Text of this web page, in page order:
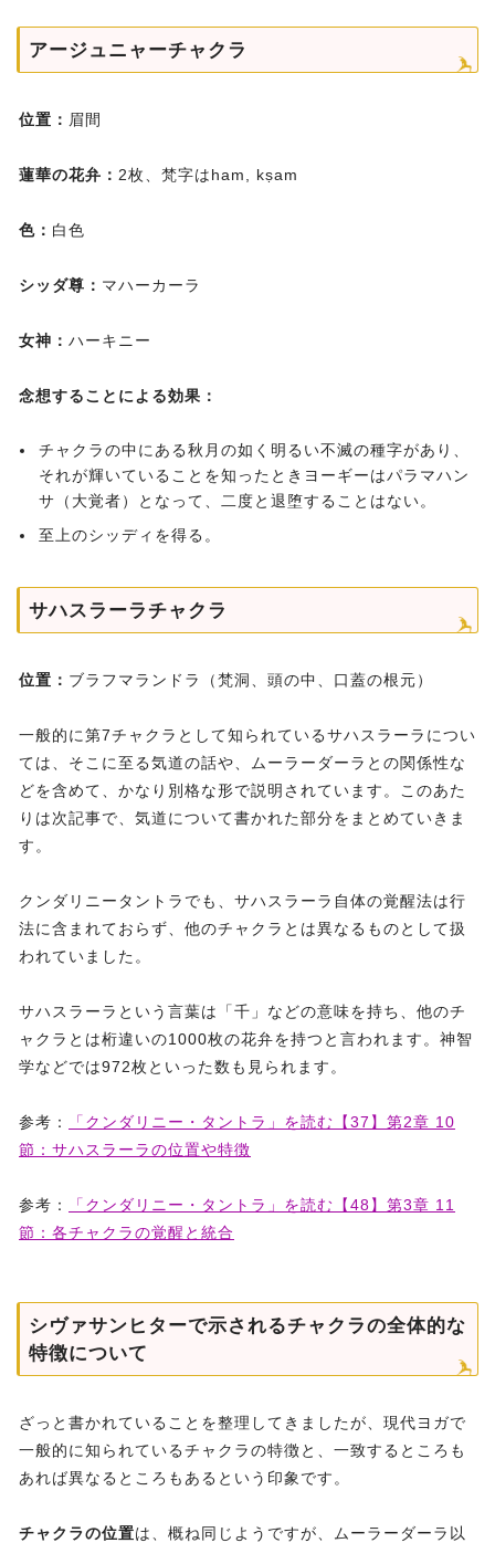
アージュニャーチャクラ
位置： 眉間
蓮華の花弁： 2枚、梵字はham, kṣam
色： 白色
シッダ尊： マハーカーラ
女神： ハーキニー
念想することによる効果：
チャクラの中にある秋月の如く明るい不滅の種字があり、
それが輝いていることを知ったときヨーギーはパラマハン
サ（大覚者）となって、二度と退堕することはない。
至上のシッディを得る。
サハスラーラチャクラ
位置： ブラフマランドラ（梵洞、頭の中、口蓋の根元）
一般的に第7チャクラとして知られているサハスラーラについ
ては、そこに至る気道の話や、ムーラーダーラとの関係性な
どを含めて、かなり別格な形で説明されています。このあた
りは次記事で、気道について書かれた部分をまとめていきま
す。
クンダリニータントラでも、サハスラーラ自体の覚醒法は行
法に含まれておらず、他のチャクラとは異なるものとして扱
われていました。
サハスラーラという言葉は「千」などの意味を持ち、他のチ
ャクラとは桁違いの1000枚の花弁を持つと言われます。神智
学などでは972枚といった数も見られます。
参考：
「クンダリニー・タントラ」を読む【37】第2章 10
節：サハスラーラの位置や特徴
参考：
「クンダリニー・タントラ」を読む【48】第3章 11
節：各チャクラの覚醒と統合
シヴァサンヒターで示されるチャクラの全体的な
特徴について
ざっと書かれていることを整理してきましたが、現代ヨガで
一般的に知られているチャクラの特徴と、一致するところも
あれば異なるところもあるという印象です。
チャクラの位置は、概ね同じようですが、ムーラーダーラ以